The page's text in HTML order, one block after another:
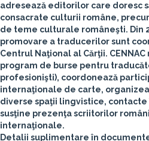
adresează editorilor care doresc
consacrate culturii române,
de teme culturale româneşti. Din
promovare a traducerilor sunt
Centrul Naţional al Cărţii.
program de burse pentru
profesionişti), coordonează
internaţionale de carte,
diverse spaţii lingvistice,
susţine prezenţa scriitorilor
internaţionale.
Detalii suplimentare în